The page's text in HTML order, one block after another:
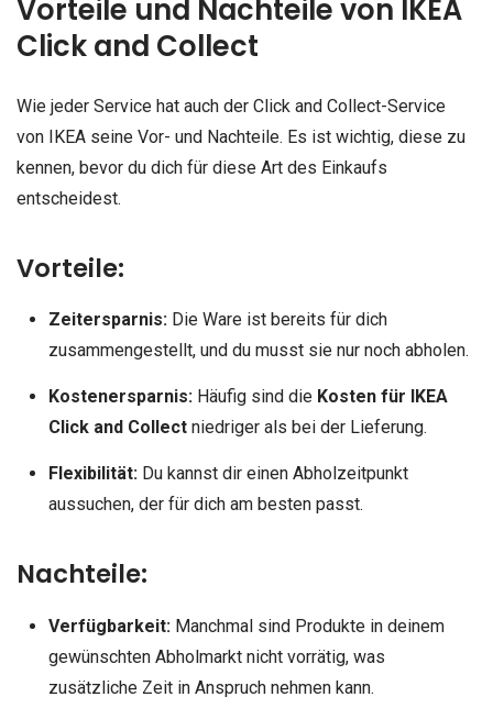
Vorteile und Nachteile von IKEA
Click and Collect
Wie jeder Service hat auch der Click and Collect-Service
von IKEA seine Vor- und Nachteile. Es ist wichtig, diese zu
kennen, bevor du dich für diese Art des Einkaufs
entscheidest.
Vorteile:
Zeitersparnis:Die Ware ist bereits für dich
zusammengestellt, und du musst sie nur noch abholen.
Kostenersparnis:Häufig sind die Kosten für IKEA
Click and Collectniedriger als bei der Lieferung.
Flexibilität:Du kannst dir einen Abholzeitpunkt
aussuchen, der für dich am besten passt.
Nachteile:
Verfügbarkeit:Manchmal sind Produkte in deinem
gewünschten Abholmarkt nicht vorrätig, was
zusätzliche Zeit in Anspruch nehmen kann.